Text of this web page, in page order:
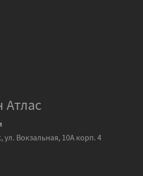
Атлас
ул. Вокзальная, 10А корп. 4